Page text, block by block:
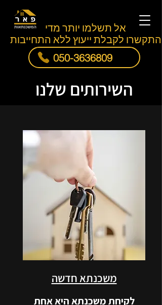
050-3636809
אל תשלמו יותר מדי
התקשרו לקבלת ייעוץ ללא התחייבות
השירותים שלנו
משכנתא חדשה
לקיחת משכנתא היא אחת